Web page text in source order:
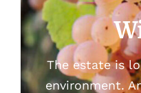
The estate is
environment.